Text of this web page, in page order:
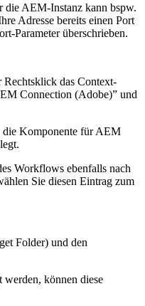
die AEM-Instanz kann bspw.
Adresse bereits einen Port
Parameter überschrieben.
das Context-
Connection (Adobe)” und
die Komponente für AEM
Workflows ebenfalls nach
Sie diesen Eintrag zum
Folder) und den
werden, können diese